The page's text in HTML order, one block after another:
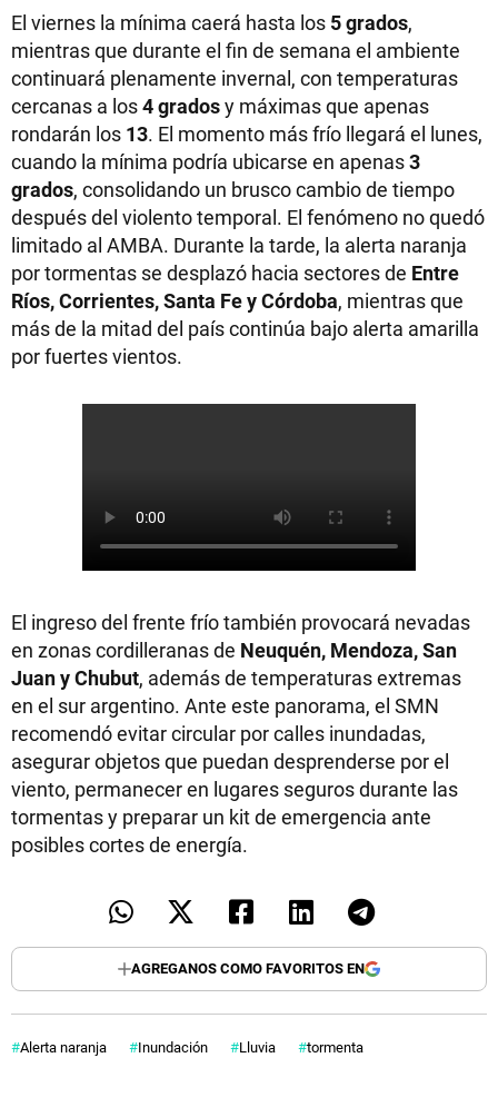
El viernes la mínima caerá hasta los 5 grados,
mientras que durante el fin de semana el ambiente
continuará plenamente invernal, con temperaturas
cercanas a los4 gradosy máximas que apenas
rondarán los 13. El momento más frío llegará el lunes,
cuando la mínima podría ubicarse en apenas3
grados, consolidando un brusco cambio de tiempo
después del violento temporal. El fenómeno no quedó
limitado al AMBA. Durante la tarde, la alerta naranja
por tormentas se desplazó hacia sectores de Entre
Ríos, Corrientes, Santa Fe y Córdoba, mientras que
más de la mitad del país continúa bajo alerta amarilla
por fuertes vientos.
El ingreso del frente frío también provocará nevadas
en zonas cordilleranas de Neuquén, Mendoza, San
Juan y Chubut, además de temperaturas extremas
en el sur argentino. Ante este panorama, el SMN
recomendó evitar circular por calles inundadas,
asegurar objetos que puedan desprenderse por el
viento, permanecer en lugares seguros durante las
tormentas y preparar un kit de emergencia ante
posibles cortes de energía.
AGREGANOS COMO FAVORITOS EN
Alerta naranja Inundación Lluvia tormenta